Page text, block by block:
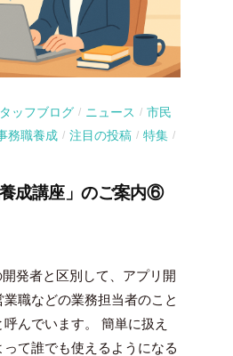
ッフブログ / ニュース / 市民
務職養成 / 注目の投稿 / 特集 /
養成講座」のご案内⑥
発者と区別して、アプリ開
職などの業務担当者のこと
んでいます。 簡単に扱え
て誰でも使えるようになる